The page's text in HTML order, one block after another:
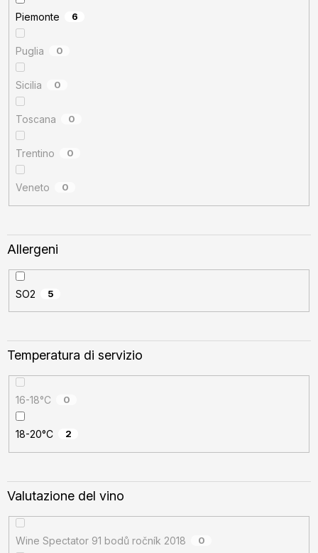
Piemonte 6
Puglia 0
Sicilia 0
Toscana 0
Trentino 0
Veneto 0
Allergeni
SO2 5
Temperatura di servizio
16-18°C 0
18-20°C 2
Valutazione del vino
Wine Spectator 91 bodů ročník 2018 0